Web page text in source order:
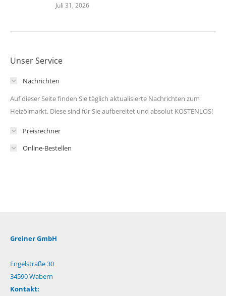
Juli 31, 2026
Unser Service
Nachrichten
Auf dieser Seite finden Sie täglich aktualisierte Nachrichten zum
Heizölmarkt. Diese sind für Sie aufbereitet und absolut KOSTENLOS!
Preisrechner
Online-Bestellen
Greiner GmbH
Engelstraße 30
34590 Wabern
Kontakt: